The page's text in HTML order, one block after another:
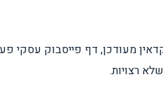
מעודכן, דף פייסבוק עסקי
רצויות.